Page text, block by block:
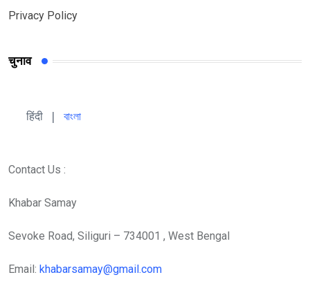
Privacy Policy
चुनाव
हिंदी | বাংলা
Contact Us :
Khabar Samay
Sevoke Road, Siliguri – 734001 , West Bengal
Email: khabarsamay@gmail.com